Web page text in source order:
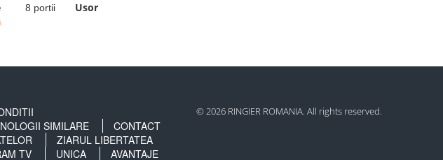
8 portii
Usor
SIMILARE
CONTACT
ZIARUL LIBERTATEA
TV UNICA AVANTAJE
© 2026 RINGIER ROMANIA. All rights reserved.